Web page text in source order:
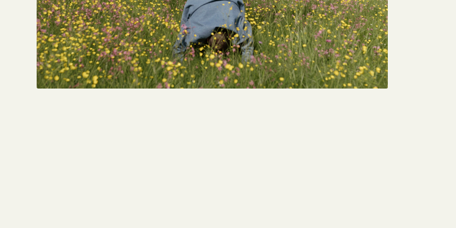
[6] https://blog.bioticsresearch.com/5-ways-to-promote-bile-production-to-
nutrition